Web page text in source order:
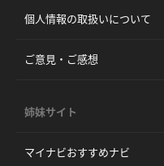
個人情報の取扱いについて
ご意見・ご感想
姉妹サイト
マイナビおすすめナビ